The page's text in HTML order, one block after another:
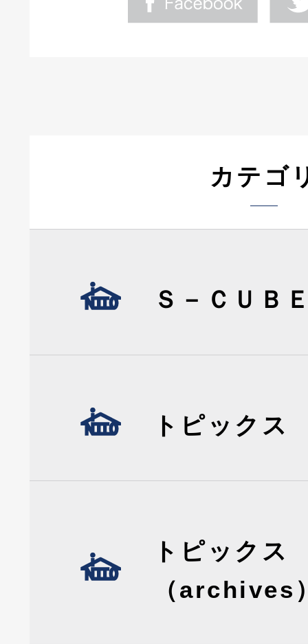
カテゴ
Ｓ－ＣＵＢ
トピックス
トピックス
（archives